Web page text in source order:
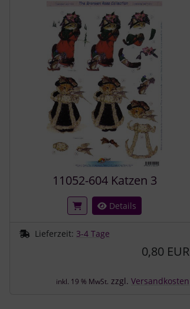
11052-604 Katzen 3
Details
Lieferzeit: 3-4 Tage
0,80 EUR
inkl. 19 % MwSt. zzgl. Versandkosten